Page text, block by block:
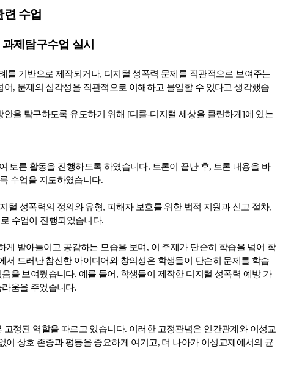
련 수업
과제탐구수업 실시
를 기반으로 제작되거나, 디지털 성폭력 문제를 직관적으로 보여주는
어, 문제의 심각성을 직관적으로 이해하고 몰입할 수 있다고 생각했습
안을 탐구하도록 유도하기 위해 [디클-디지털 세상을 클린하게]에 있는
토론 활동을 진행하도록 하였습니다. 토론이 끝난 후, 토론 내용을 바
수업을 지도하였습니다.
털 성폭력의 정의와 유형, 피해자 보호를 위한 법적 지원과 신고 절차,
수업이 진행되었습니다.
게 받아들이고 공감하는 모습을 보며 , 이 주제가 단순히 학습을 넘어 학
서 드러난 참신한 아이디어와 창의성은 학생들이 단순히 문제를 학습
을 보여줬습니다. 예를 들어 , 학생들이 제작한 디지털 성폭력 예방 가
움을 주었습니다.
고정된 역할을 따르고 있습니다. 이러한 고정관념은 인간관계와 이성교
이 상호 존중과 평등을 중요하게 여기고, 더 나아가 이성교제에서의 균